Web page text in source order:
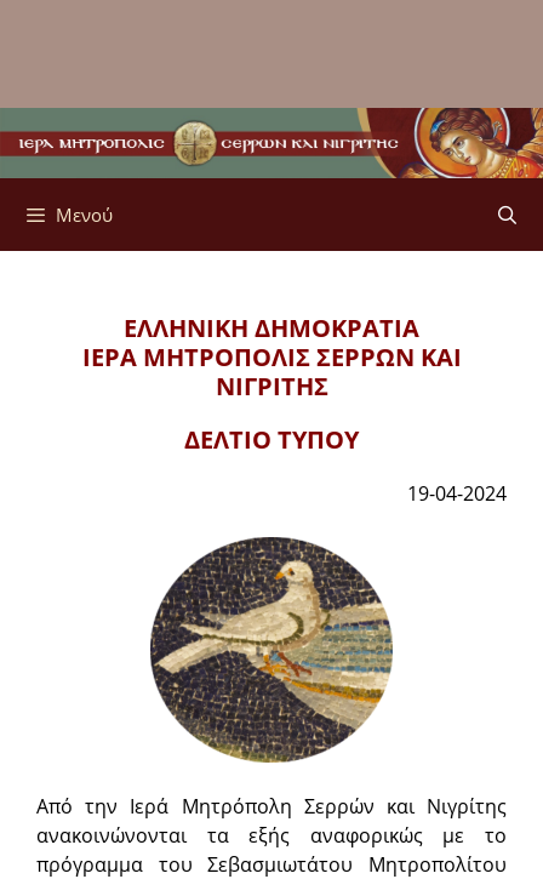
Μενού
ΕΛΛΗΝΙΚΗ ΔΗΜΟΚΡΑΤΙΑ
ΙΕΡΑ ΜΗΤΡΟΠΟΛΙΣΣΕΡΡΩΝ ΚΑΙ
ΝΙΓΡΙΤΗΣ
ΔΕΛΤΙΟ ΤΥΠΟΥ
19-04-2024
Από την Ιερά Μητρόπολη Σερρών και Νιγρίτης
ανακοινώνονται τα εξής αναφορικώς με το
πρόγραμμα του Σεβασμιωτάτου Μητροπολίτου